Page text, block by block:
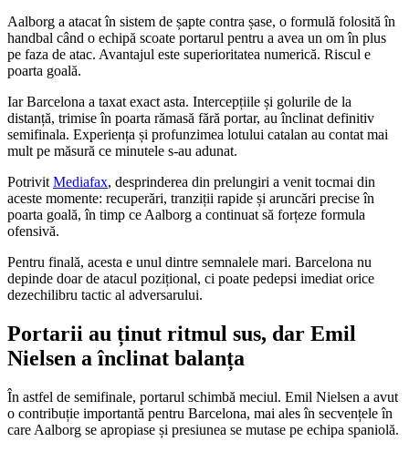
Aalborg a atacat în sistem de șapte contra șase, o formulă folosită în
handbal când o echipă scoate portarul pentru a avea un om în plus
pe faza de atac. Avantajul este superioritatea numerică. Riscul e
poarta goală.
Iar Barcelona a taxat exact asta. Intercepțiile și golurile de la
distanță, trimise în poarta rămasă fără portar, au înclinat definitiv
semifinala. Experiența și profunzimea lotului catalan au contat mai
mult pe măsură ce minutele s-au adunat.
Potrivit Mediafax, desprinderea din prelungiri a venit tocmai din
aceste momente: recuperări, tranziții rapide și aruncări precise în
poarta goală, în timp ce Aalborg a continuat să forțeze formula
ofensivă.
Pentru finală, acesta e unul dintre semnalele mari. Barcelona nu
depinde doar de atacul pozițional, ci poate pedepsi imediat orice
dezechilibru tactic al adversarului.
Portarii au ținut ritmul sus, dar Emil
Nielsen a înclinat balanța
În astfel de semifinale, portarul schimbă meciul. Emil Nielsen a avut
o contribuție importantă pentru Barcelona, mai ales în secvențele în
care Aalborg se apropiase și presiunea se mutase pe echipa spaniolă.